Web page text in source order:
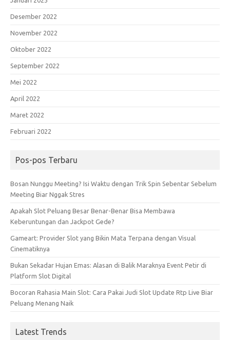
Desember 2022
November 2022
Oktober 2022
September 2022
Mei 2022
April 2022
Maret 2022
Februari 2022
Pos-pos Terbaru
Bosan Nunggu Meeting? Isi Waktu dengan Trik Spin Sebentar Sebelum
Meeting Biar Nggak Stres
Apakah Slot Peluang Besar Benar-Benar Bisa Membawa
Keberuntungan dan Jackpot Gede?
Gameart: Provider Slot yang Bikin Mata Terpana dengan Visual
Cinematiknya
Bukan Sekadar Hujan Emas: Alasan di Balik Maraknya Event Petir di
Platform Slot Digital
Bocoran Rahasia Main Slot: Cara Pakai Judi Slot Update Rtp Live Biar
Peluang Menang Naik
Latest Trends